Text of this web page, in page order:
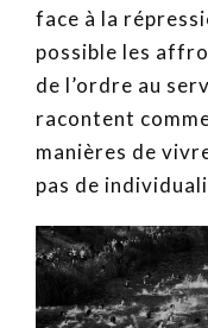
face à la
possible les
de l’ordre au
racontent
manières de
pas de